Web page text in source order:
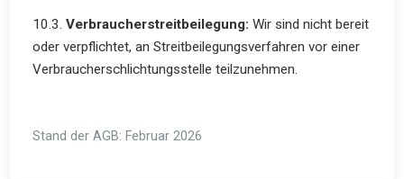
10.3.Verbraucherstreitbeilegung: Wir sind nicht bereit
oder verpflichtet, an Streitbeilegungsverfahren vor einer
Verbraucherschlichtungsstelle teilzunehmen.
Stand der AGB: Februar 2026